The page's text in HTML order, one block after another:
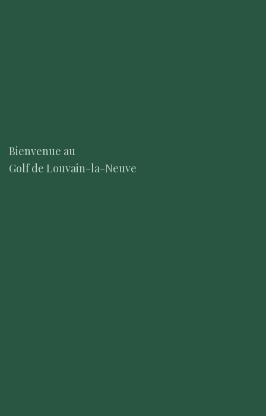
Bienvenue au
Golf de Louvain-la-Neuve